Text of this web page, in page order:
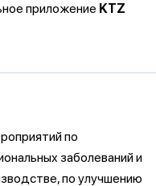
приложение KTZ
по
заболеваний и
по улучшению